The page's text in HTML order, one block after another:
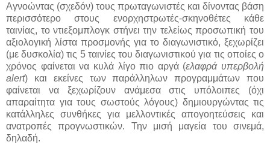
Αγνοώντας (σχεδόν) τους πρωταγωνιστές και δίνοντας βάση
περισσότερο στους ενορχηστρωτές-σκηνοθέτες κάθε
ταινίας, το ντιεξομπλογκ στήνει την τελείως προσωπική του
αξιολογική λίστα προσμονής για το διαγωνιστικό, ξεχωρίζει
(με δυσκολία) τις 5 ταινίες του διαγωνιστικού για τις οποίες ο
χρόνος φαίνεται να κυλά λίγο πιο αργά (ελαφρά υπερβολή
alert) και εκείνες των παράλληλων προγραμμάτων που
φαίνεται να ξεχωρίζουν ανάμεσα στις υπόλοιπες (όχι
απαραίτητα για τους σωστούς λόγους) δημιουργώντας τις
κατάλληλες συνθήκες για μελλοντικές απογοητεύσεις και
ανατροπές προγνωστικών. Την μισή μαγεία του σινεμά,
δηλαδή.